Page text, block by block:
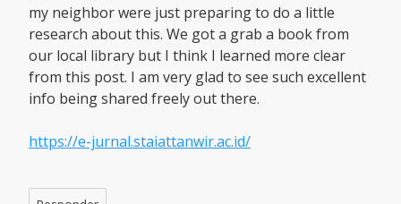
my neighbor were just preparing to do a little
research about this. We got a grab a book from
our local library but I think I learned more clear
from this post. I am very glad to see such excellent
info being shared freely out there.
https://e-jurnal.staiattanwir.ac.id/